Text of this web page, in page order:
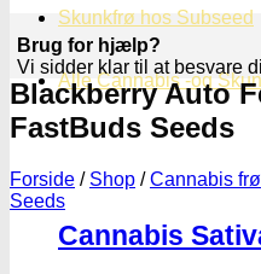
Skunkfrø hos Subseed
Alle Cannabis -og
Cannabis
Brug for hjælp?
Vi sidder klar til at besvare
Blackberry Auto
FastBuds Seeds
Forside / Shop / Cannabis frø
Seeds